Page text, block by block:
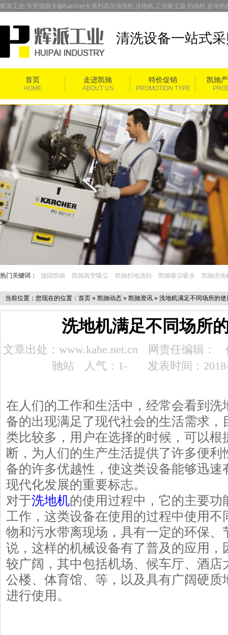
辉派工业-专营德国卡赫Karcher全系列高压清洗机,洗地机,工业吸尘器,扫地机,咨询
清洗设备一站式
首页 走进凯驰 特价促销 凯驰
HOME ABOUT US PROMOTION TYPE
热门关键词： 德国凯驰 凯驰真空吸尘 凯驰扫地清扫 凯驰吸尘吸水 凯驰洗地
当前位置：您现在的位置： 首页 » 凯驰动态 » 凯驰资讯 » 洗地机满足不同场所的使
洗地机满足不同场所
文章出处：www.kahe.net.cn 网责任编辑：
驰站
人气：1- 发表时间：
在人们的工作和生活中，经常会看到洗
备的出现满足了现代社会的生活需求
类比较多，用户在选择的时候，可以
断，为人们的生产生活提供了许多便利
备的许多优越性，使这类设备能够迅
现代化发展的重要标志。
对于洗地机的使用过程中，它的主要
工作，这类设备在使用的过程中使用不
物和污水带离现场，具有一定的环保、
说，这样的机械设备有了普及的应用，
较广阔，其中包括机场、候车厅、酒店
公楼、体育馆、等，以及具有广阔硬质
进行使用。